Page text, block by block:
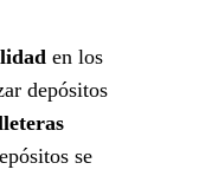
en los
depósitos
se